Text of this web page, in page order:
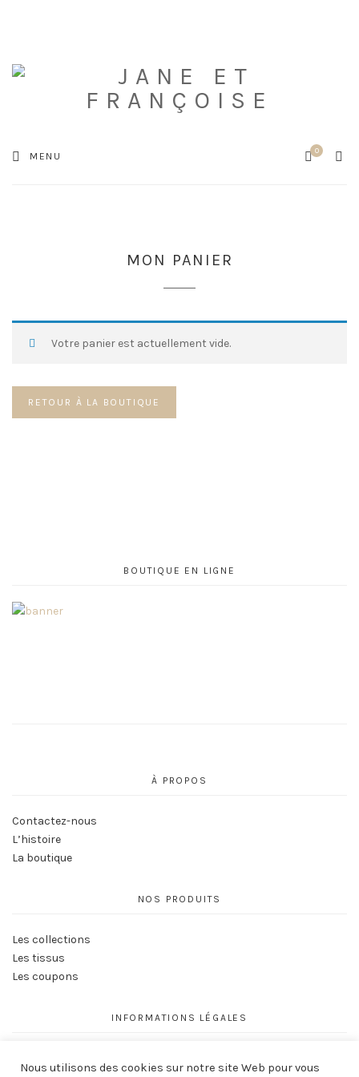
MENU Cart
0
MON PANIER
Votre panier est actuellement vide.
RETOUR À LA BOUTIQUE
BOUTIQUE EN LIGNE
À PROPOS
Contactez-nous
L’histoire
La boutique
NOS PRODUITS
Les collections
Les tissus
Les coupons
INFORMATIONS LÉGALES
Nous utilisons des cookies sur notre site Web pour vous